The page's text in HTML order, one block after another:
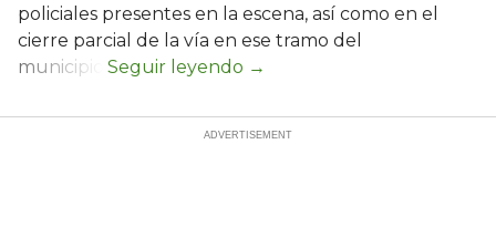
policiales presentes en la escena, así como en el
cierre parcial de la vía en ese tramo del
municipio.